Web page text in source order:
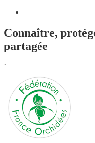
Connaître,
partagée
`